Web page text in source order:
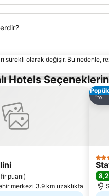
sürekli olarak değişir. Bu
Hotels
ekle
puanı)
merkezi 3.9 km uzaklıkta
3
8,2